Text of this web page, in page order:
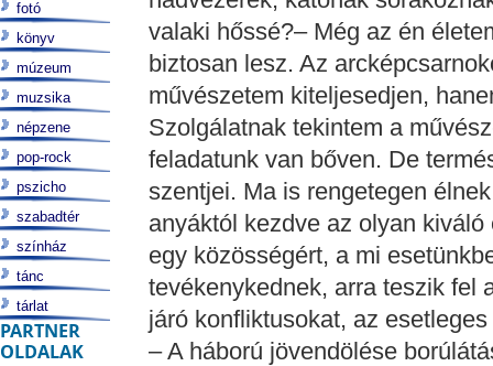
valaki hőssé?– Még az én
biztosan lesz. Az
művészetem kiteljesedjen,
Szolgálatnak tekintem a
feladatunk van bőven. De
szentjei. Ma is rengetegen
anyáktól kezdve az olyan
egy közösségért, a mi
tevékenykednek, arra teszik fel
járó konfliktusokat, az
– A háború jövendölése
fotó
könyv
múzeum
muzsika
népzene
pop-rock
pszicho
szabadtér
színház
tánc
tárlat
PARTNER
OLDALAK